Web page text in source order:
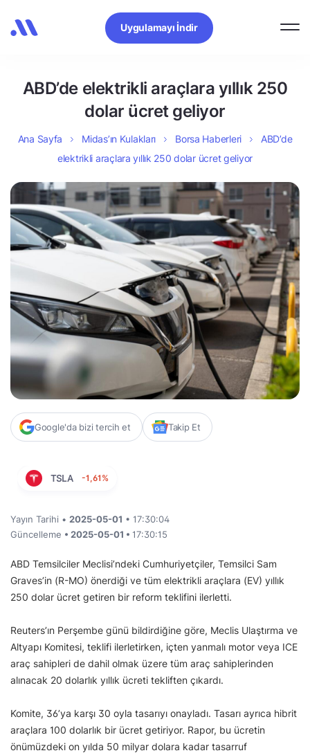
Uygulamayı İndir
ABD’de elektrikli araçlara yıllık 250
dolar ücret geliyor
Ana Sayfa Midas’ın Kulakları Borsa Haberleri
ABD’de
elektrikli araçlara yıllık 250 dolar ücret geliyor
Google'da bizi tercih et Takip Et
TSLA -1,61%
Yayın Tarihi • 2025-05-01 • 17:30:04
Güncelleme • 2025-05-01 • 17:30:15
ABD Temsilciler Meclisi’ndeki Cumhuriyetçiler, Temsilci Sam
Graves’in (R-MO) önerdiği ve tüm elektrikli araçlara (EV) yıllık
250 dolar ücret getiren bir reform teklifini ilerletti.
Reuters’ın Perşembe günü bildirdiğine göre, Meclis Ulaştırma ve
Altyapı Komitesi, teklifi ilerletirken, içten yanmalı motor veya ICE
araç sahipleri de dahil olmak üzere tüm araç sahiplerinden
alınacak 20 dolarlık yıllık ücreti tekliften çıkardı.
Komite, 36’ya karşı 30 oyla tasarıyı onayladı. Tasarı ayrıca hibrit
araçlara 100 dolarlık bir ücret getiriyor. Rapor, bu ücretin
önümüzdeki on yılda 50 milyar dolara kadar tasarruf